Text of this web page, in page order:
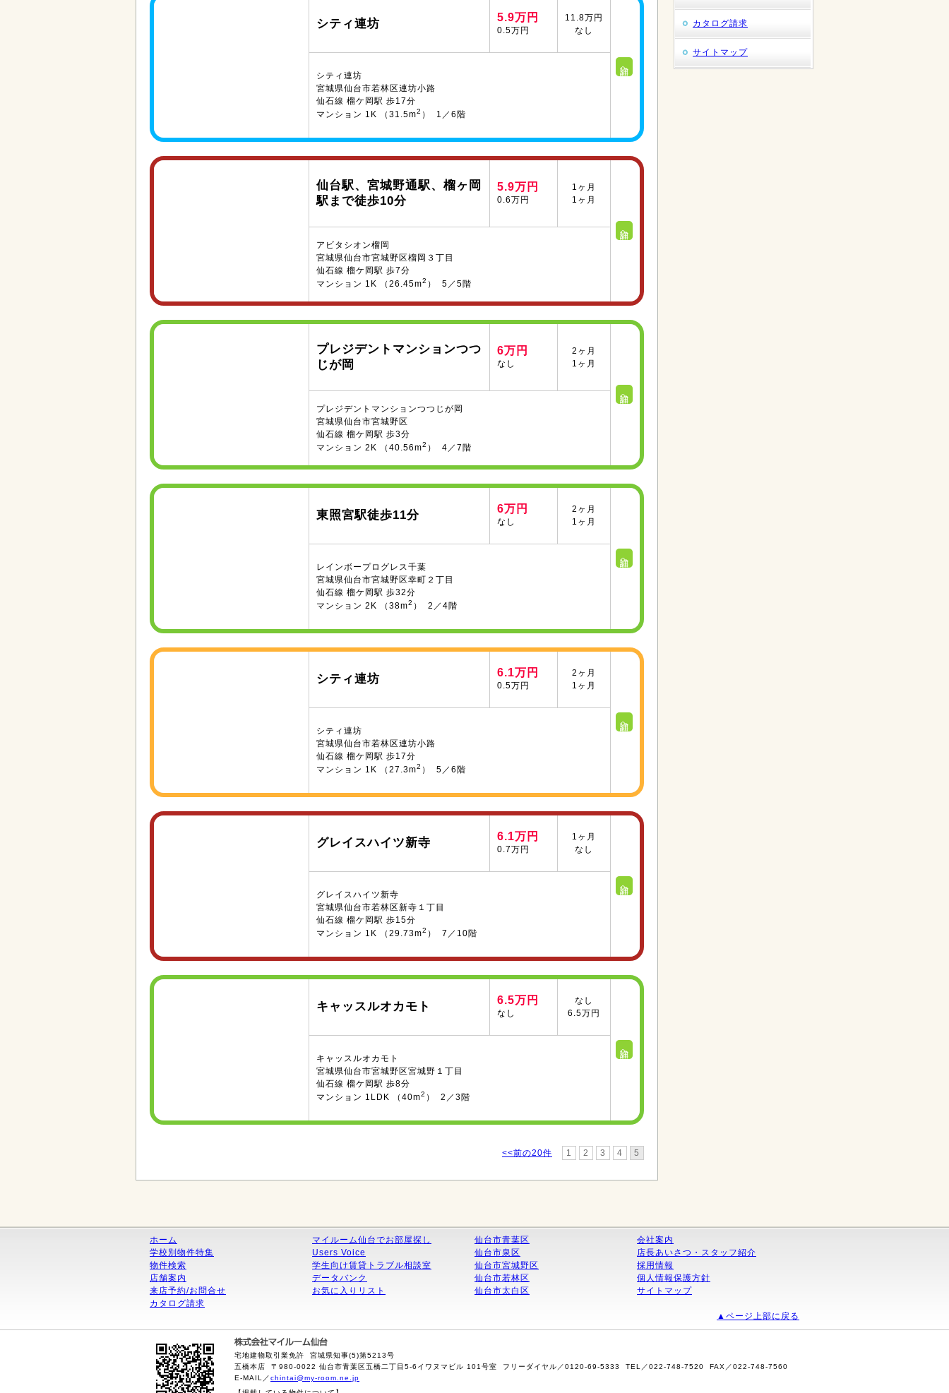
シティ連坊 5.9万円
0.5万円
11.8万円
なし
詳細へ
シティ連坊
宮城県仙台市若林区連坊小路
仙石線 榴ケ岡駅 歩17分
マンション 1K （31.5m2 ） 1／6階
仙台駅、宮城野通駅、榴ヶ岡
駅まで徒歩10分
5.9万円
0.6万円
1ヶ月
1ヶ月
詳細へ
アビタシオン榴岡
宮城県仙台市宮城野区榴岡３丁目
仙石線 榴ケ岡駅 歩7分
マンション 1K （26.45m2 ） 5／5階
プレジデントマンションつつ
じが岡
6万円
なし
2ヶ月
1ヶ月
詳細へ
プレジデントマンションつつじが岡
宮城県仙台市宮城野区
仙石線 榴ケ岡駅 歩3分
マンション 2K （40.56m2 ） 4／7階
東照宮駅徒歩11分 6万円
なし
2ヶ月
1ヶ月
詳細へ
レインボープログレス千葉
宮城県仙台市宮城野区幸町２丁目
仙石線 榴ケ岡駅 歩32分
マンション 2K （38m2 ） 2／4階
シティ連坊 6.1万円
0.5万円
2ヶ月
1ヶ月
詳細へ
シティ連坊
宮城県仙台市若林区連坊小路
仙石線 榴ケ岡駅 歩17分
マンション 1K （27.3m2 ） 5／6階
グレイスハイツ新寺 6.1万円
0.7万円
1ヶ月
なし
詳細へ
グレイスハイツ新寺
宮城県仙台市若林区新寺１丁目
仙石線 榴ケ岡駅 歩15分
マンション 1K （29.73m2 ） 7／10階
キャッスルオカモト 6.5万円
なし
なし
6.5万円
詳細へ
キャッスルオカモト
宮城県仙台市宮城野区宮城野１丁目
仙石線 榴ケ岡駅 歩8分
マンション 1LDK （40m2 ） 2／3階
<<前の20件 1 2 3 4 5
カタログ請求
サイトマップ
ホーム
学校別物件特集
物件検索
店舗案内
来店予約/お問合せ
カタログ請求
マイルーム仙台でお部屋探し
Users Voice
学生向け賃貸トラブル相談室
データバンク
お気に入りリスト
仙台市青葉区
仙台市泉区
仙台市宮城野区
仙台市若林区
仙台市太白区
会社案内
店長あいさつ・スタッフ紹介
採用情報
個人情報保護方針
サイトマップ
▲ページ上部に戻る
宅地建物取引業免許 宮城県知事(5)第5213号
五橋本店 〒980-0022 仙台市青葉区五橋二丁目5-6イワヌマビル 101号室 フリーダイヤル／0120-69-5333 TEL／022-748-7520 FAX／022-748-7560
E-MAIL／chintai@my-room.ne.jp